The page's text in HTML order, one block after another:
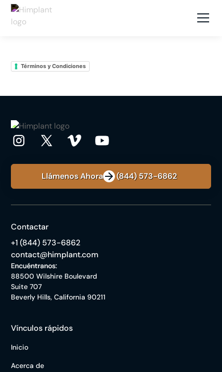
Términos y Condiciones
Llámenos Ahora: +1 (844) 573-6862
Contactar
+1 (844) 573-6862
contact@himplant.com
Encuéntranos:
88500 Wilshire Boulevard
Suite 707
Beverly Hills, California 90211
Vínculos rápidos
Inicio
Acerca de